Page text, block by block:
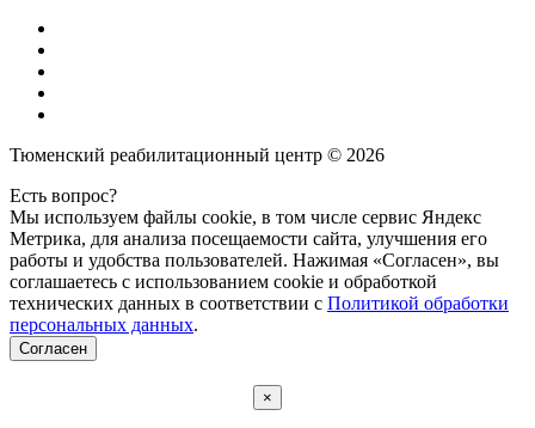
Тюменский реабилитационный центр © 2026
Есть вопрос?
Мы используем файлы cookie, в том числе сервис Яндекс
Метрика, для анализа посещаемости сайта, улучшения его
работы и удобства пользователей. Нажимая «Согласен», вы
соглашаетесь с использованием cookie и обработкой
технических данных в соответствии с Политикой обработки
персональных данных.
Согласен
×